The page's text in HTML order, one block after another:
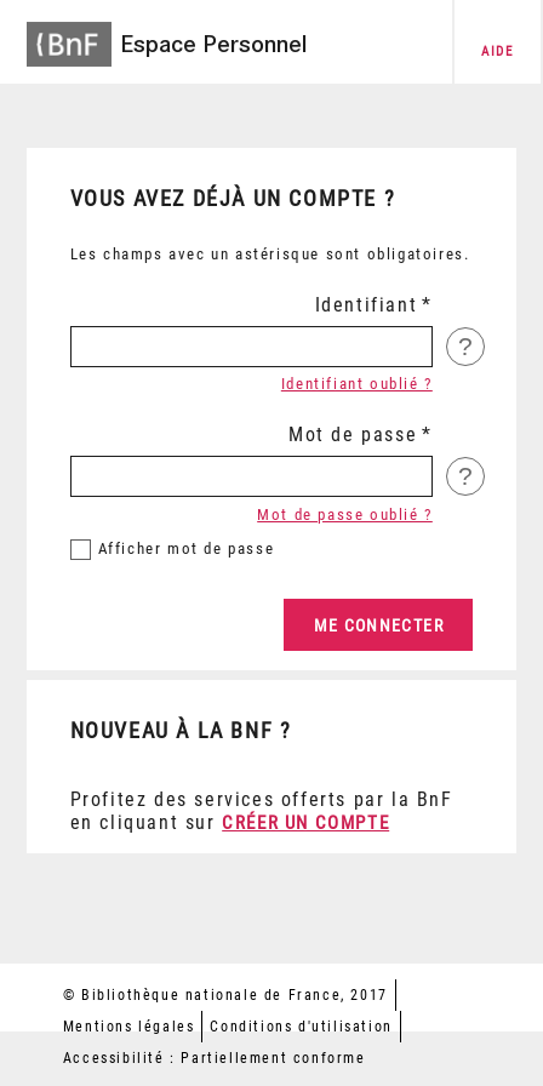
Espace Personnel AIDE
VOUS AVEZ DÉJÀ UN COMPTE ?
Les champs avec un astérisque sont obligatoires.
Identifiant
?
Identifiant oublié ?
Mot de passe
?
Afficher mot de passe
Mot de passe oublié ?
NOUVEAU À LA BNF ?
Profitez des services offerts par la BnF
en cliquant sur CRÉER UN COMPTE
© Bibliothèque nationale de France, 2017
Mentions légales
Conditions d'utilisation
Accessibilité : Partiellement conforme